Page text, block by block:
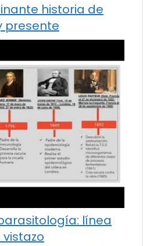
historia de
presente
línea